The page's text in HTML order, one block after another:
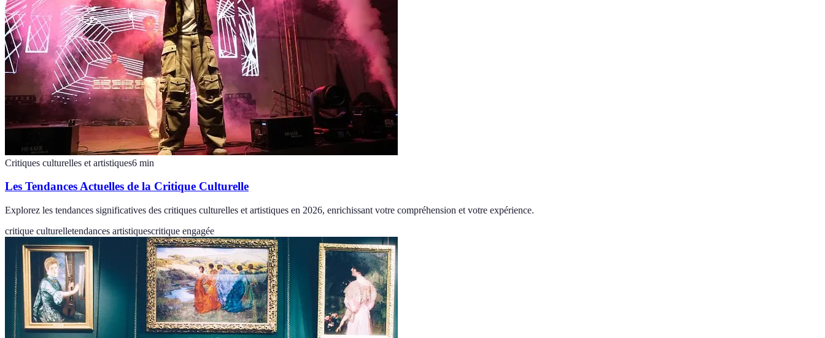
Critiques culturelles et artistiques6 min
Les Tendances Actuelles de la Critique Culturelle
Explorez les tendances significatives des critiques culturelles et artistiques en 2026, enrichissant votre compréhension et votre expérience.
critique culturelletendances artistiquescritique engagée